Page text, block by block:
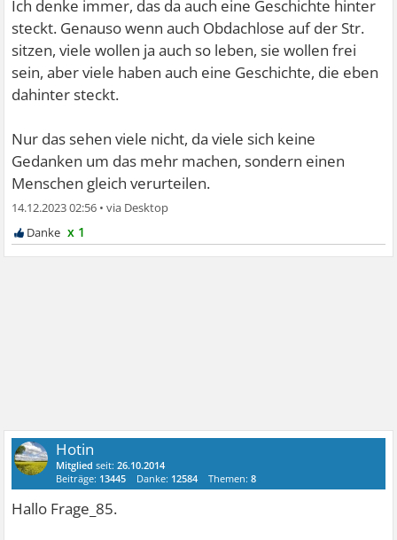
Ich denke immer, das da auch eine Geschichte hinter
steckt. Genauso wenn auch Obdachlose auf der Str.
sitzen, viele wollen ja auch so leben, sie wollen frei
sein, aber viele haben auch eine Geschichte, die eben
dahinter steckt.
Nur das sehen viele nicht, da viele sich keine
Gedanken um das mehr machen, sondern einen
Menschen gleich verurteilen.
14.12.2023 02:56 •
x 1
Hotin
Mitglied seit:26.10.2014
Beiträge: 13445 Danke: 12584 Themen:8
Hallo Frage_85.